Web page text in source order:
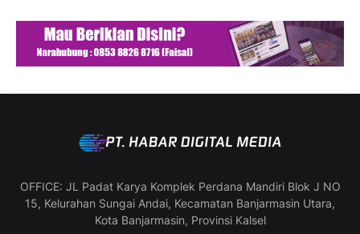
OFFICE: JL Padat Karya Komplek Perdana Mandiri Blok J NO
15, Kelurahan Sungai Andai, Kecamatan Banjarmasin Utara,
Kota Banjarmasin, Provinsi Kalsel